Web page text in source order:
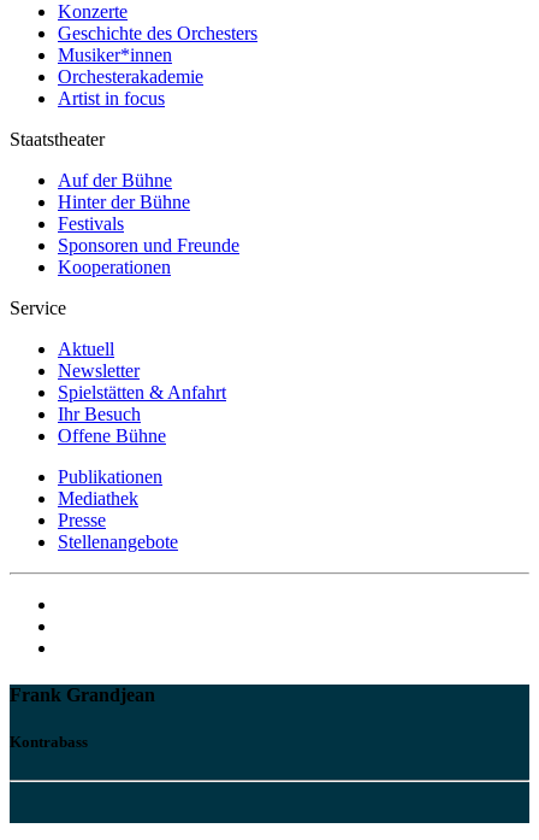
Konzerte
Geschichte des Orchesters
Musiker*innen
Orchesterakademie
Artist in focus
Staatstheater
Auf der Bühne
Hinter der Bühne
Festivals
Sponsoren und Freunde
Kooperationen
Service
Aktuell
Newsletter
Spielstätten & Anfahrt
Ihr Besuch
Offene Bühne
Publikationen
Mediathek
Presse
Stellenangebote
Frank Grandjean
Kontrabass